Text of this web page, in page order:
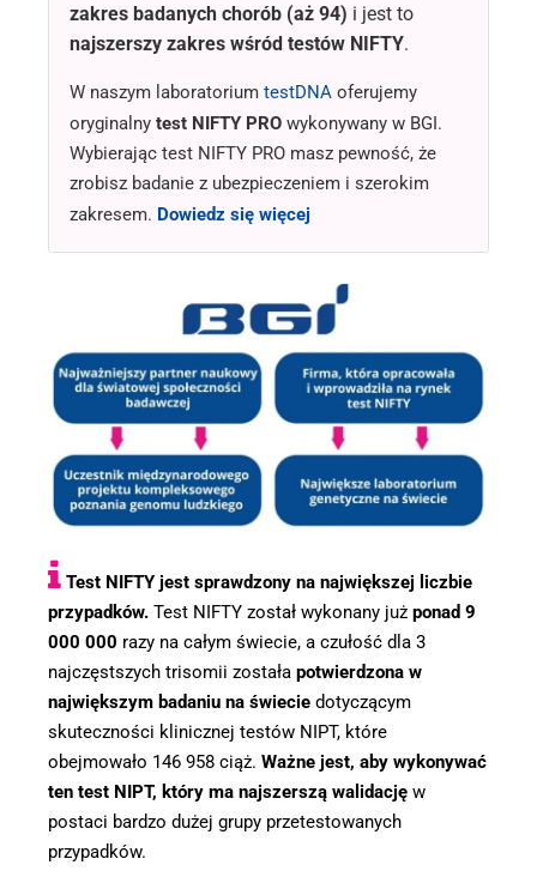
zakres badanych chorób (aż 94) i jest to
najszerszy zakres wśród testów NIFTY.
W naszym laboratorium testDNA oferujemy
oryginalny test NIFTY PRO wykonywany w BGI.
Wybierając test NIFTY PRO masz pewność, że
zrobisz badanie z ubezpieczeniem i szerokim
zakresem. Dowiedz się więcej
Test NIFTY jest sprawdzony na największej liczbie
przypadków. Test NIFTY został wykonany już ponad 9
000 000 razy na całym świecie, a czułość dla 3
najczęstszych trisomii została potwierdzona w
największym badaniu na świecie dotyczącym
skuteczności klinicznej testów NIPT, które
obejmowało 146 958 ciąż. Ważne jest, aby wykonywać
ten test NIPT, który ma najszerszą walidację w
postaci bardzo dużej grupy przetestowanych
przypadków.